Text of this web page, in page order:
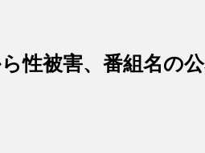
性被害、番組名の